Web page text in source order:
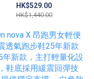
HK$529.00
HK$1,440.00